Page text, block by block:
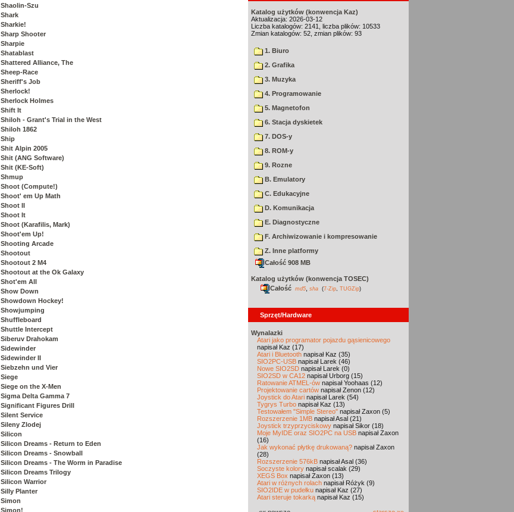
Shaolin-Szu
Shark
Sharkie!
Sharp Shooter
Sharpie
Shatablast
Shattered Alliance, The
Sheep-Race
Sheriff's Job
Sherlock!
Sherlock Holmes
Shift It
Shiloh - Grant's Trial in the West
Shiloh 1862
Ship
Shit Alpin 2005
Shit (ANG Software)
Shit (KE-Soft)
Shmup
Shoot (Compute!)
Shoot' em Up Math
Shoot II
Shoot It
Shoot (Karafilis, Mark)
Shoot'em Up!
Shooting Arcade
Shootout
Shootout 2 M4
Shootout at the Ok Galaxy
Shot'em All
Show Down
Showdown Hockey!
Showjumping
Shuffleboard
Shuttle Intercept
Siberuv Drahokam
Sidewinder
Sidewinder II
Siebzehn und Vier
Siege
Siege on the X-Men
Sigma Delta Gamma 7
Significant Figures Drill
Silent Service
Sileny Zlodej
Silicon
Silicon Dreams - Return to Eden
Silicon Dreams - Snowball
Silicon Dreams - The Worm in Paradise
Silicon Dreams Trilogy
Silicon Warrior
Silly Planter
Simon
Simon!
Katalog użytków (konwencja Kaz)
Aktualizacja: 2026-03-12
Liczba katalogów: 2141, liczba plików: 10533
Zmian katalogów: 52, zmian plików: 93
1. Biuro
2. Grafika
3. Muzyka
4. Programowanie
5. Magnetofon
6. Stacja dyskietek
7. DOS-y
8. ROM-y
9. Rozne
B. Emulatory
C. Edukacyjne
D. Komunikacja
E. Diagnostyczne
F. Archiwizowanie i kompresowanie
Z. Inne platformy
Całość 908 MB
Katalog użytków (konwencja TOSEC)
Całość md5 sha (7-Zip TUGZip)
Sprzęt/Hardware
Wynalazki
Atari jako programator pojazdu gąsienicowego
napisał Kaz (17)
Atari i Bluetooth napisał Kaz (35)
SIO2PC-USB napisał Larek (46)
Nowe SIO2SD napisał Larek (0)
SIO2SD w CA12 napisał Urborg (15)
Ratowanie ATMEL-ów napisał Yoohaas (12)
Projektowanie cartów napisał Zenon (12)
Joystick do Atari napisał Larek (54)
Tygrys Turbo napisał Kaz (13)
Testowałem "Simple Stereo" napisał Zaxon (5)
Rozszerzenie 1MB napisał Asal (21)
Joystick trzyprzyciskowy napisał Sikor (18)
Moje MyIDE oraz SIO2PC na USB napisał Zaxon
(16)
Jak wykonać płytkę drukowaną? napisał Zaxon
(28)
Rozszerzenie 576kB napisał Asal (36)
Soczyste kolory napisał scalak (29)
XEGS Box napisał Zaxon (13)
Atari w różnych rolach napisał Różyk (9)
SIO2IDE w pudełku napisał Kaz (27)
Atari steruje tokarką napisał Kaz (15)